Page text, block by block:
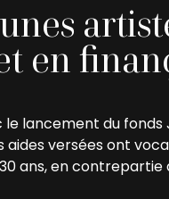
en
lancement du fonds
aides versées ont
ans, en